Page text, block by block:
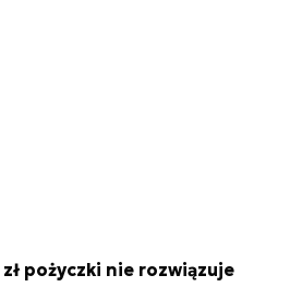
pożyczki nie rozwiązuje